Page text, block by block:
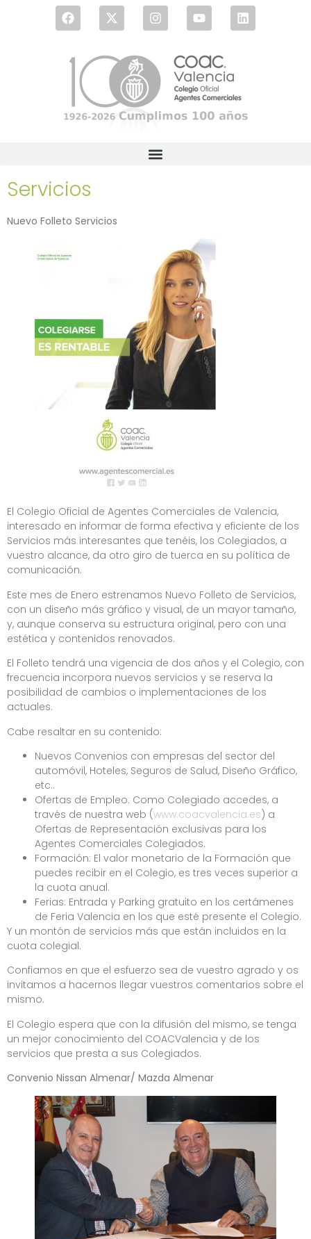
Servicios
Nuevo Folleto Servicios
El Colegio Oficial de Agentes Comerciales de Valencia,
interesado en informar de forma efectiva y eficiente de los
Servicios más interesantes que tenéis, los Colegiados, a
vuestro alcance, da otro giro de tuerca en su política de
comunicación.
Este mes de Enero estrenamos Nuevo Folleto de Servicios,
con un diseño más gráfico y visual, de un mayor tamaño,
y, aunque conserva su estructura original, pero con una
estética y contenidos renovados.
El Folleto tendrá una vigencia de dos años y el Colegio, con
frecuencia incorpora nuevos servicios y se reserva la
posibilidad de cambios o implementaciones de los
actuales.
Cabe resaltar en su contenido:
Nuevos Convenios con empresas del sector del
automóvil, Hoteles, Seguros de Salud, Diseño Gráfico,
etc..
Ofertas de Empleo: Como Colegiado accedes, a
través de nuestra web (www.coacvalencia.es) a
Ofertas de Representación exclusivas para los
Agentes Comerciales Colegiados.
Formación: El valor monetario de la Formación que
puedes recibir en el Colegio, es tres veces superior a
la cuota anual.
Ferias: Entrada y Parking gratuito en los certámenes
de Feria Valencia en los que esté presente el Colegio.
Y un montón de servicios más que están incluidos en la
cuota colegial.
Confiamos en que el esfuerzo sea de vuestro agrado y os
invitamos a hacernos llegar vuestros comentarios sobre el
mismo.
El Colegio espera que con la difusión del mismo, se tenga
un mejor conocimiento del COACValencia y de los
servicios que presta a sus Colegiados.
Convenio Nissan Almenar/ Mazda Almenar